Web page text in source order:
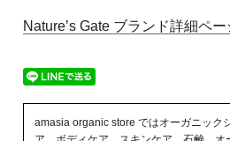
Nature’s Gate ブランド詳細ペー
amasia organic store ではオーガニック